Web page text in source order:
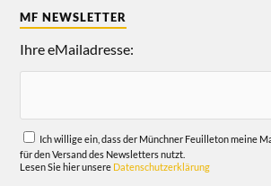
MF NEWSLETTER
Ihre eMailadresse:
Ich willige ein, dass der Münchner Feuilleton meine
für den Versand des Newsletters nutzt.
Lesen Sie hier unsere Datenschutzerklärung